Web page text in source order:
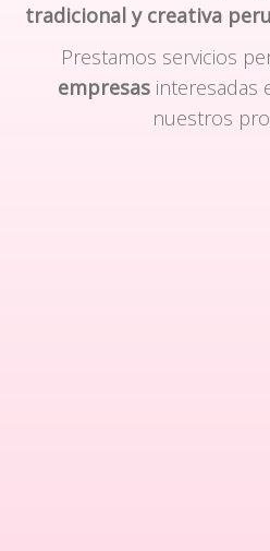
tradicional y creativa
Prestamos servicios
empresasinteresadas
nuestros